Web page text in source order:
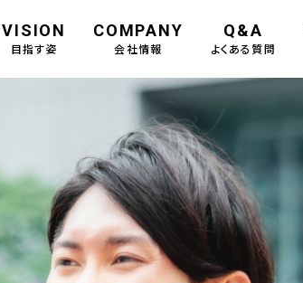
VISION
目指す姿
COMPANY
会社情報
Q&A
よくある質問